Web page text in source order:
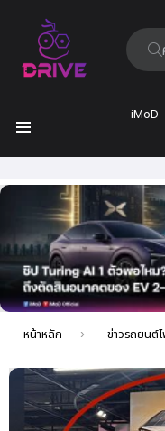
ค้นหา:
iMoD
ล่าสุด
คุณอยู่ที่นี่:
หน้าหลัก ข่าวรถยนต์ไฟฟ้า